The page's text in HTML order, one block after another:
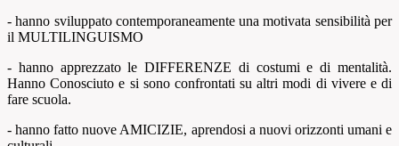
- hanno sviluppato contemporaneamente una motivata sensibilità per
il MULTILINGUISMO
- hanno apprezzato le DIFFERENZE di costumi e di mentalità.
Hanno Conosciuto e si sono confrontati su altri modi di vivere e di
fare scuola.
- hanno fatto nuove AMICIZIE, aprendosi a nuovi orizzonti umani e